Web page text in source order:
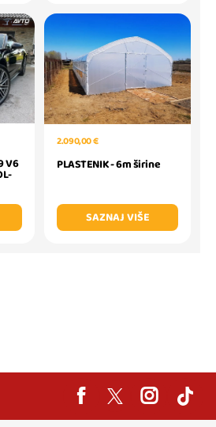
V6
2.090,00 €
PLASTENIK - 6m širine
SAZNAJ VIŠE